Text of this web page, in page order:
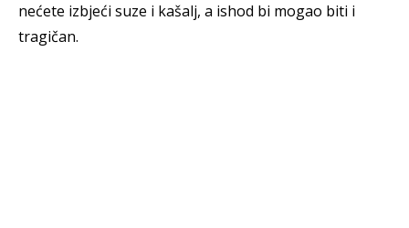
nećete izbjeći suze i kašalj, a ishod bi mogao biti i
tragičan.